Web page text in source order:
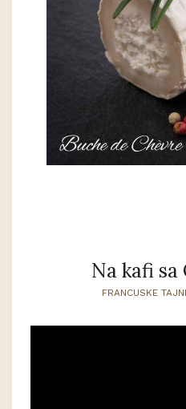
Na kafi
FRANCUSKE